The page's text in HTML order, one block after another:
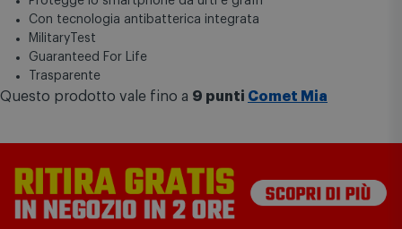
Con tecnologia antibatterica integrata
MilitaryTest
Guaranteed For Life
Trasparente
Questo prodotto vale fino a 9 punti Comet Mia